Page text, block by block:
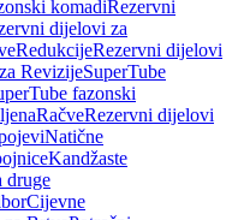
komadiRezervni
dijelovi za
RedukcijeRezervni dijelovi
RevizijeSuperTube
fazonski
RačveRezervni dijelovi
Natične
Kandžaste
druge
Cijevne